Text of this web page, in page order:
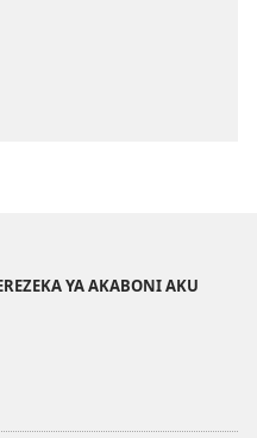
YA AKABONI AKU